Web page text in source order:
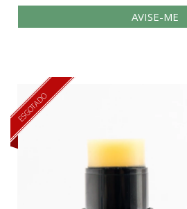
AVISE-ME
ESGOTADO